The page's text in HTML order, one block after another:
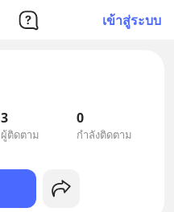
เข้าสู่ระบบ
3
ผู้ติดตาม
0
กำลังติดตาม